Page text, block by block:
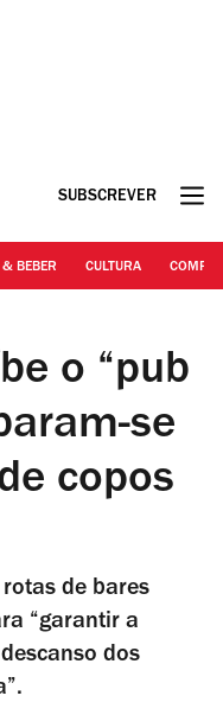
SUBSCREVER
BEBER CULTURA
o “pub
se
copos
de bares
“garantir a
dos